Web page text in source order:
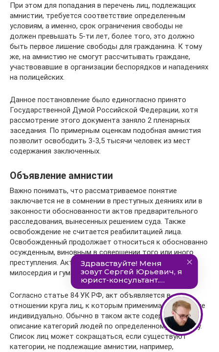
При этом для попадания в перечень лиц, подлежащих
амнистии, требуется соответствие определенным
условиям, а именно, срок ограничения свободы не
должен превышать 5-ти лет, более того, это должно
быть первое лишение свободы для гражданина. К тому
же, на амнистию не смогут рассчитывать граждане,
участвовавшие в организации беспорядков и нападениях
на полицейских.
Данное постановление было единогласно принято
Государственной Думой Российской Федерации, хотя
рассмотрение этого документа заняло 2 пленарных
заседания. По примерным оценкам подобная амнистия
позволит освободить 3-3,5 тысячи человек из мест
содержания заключенных.
Объявление амнистии
Важно понимать, что рассматриваемое понятие
заключается не в сомнении в преступных деяниях или в
законности обоснованности актов предварительного
расследования, вынесенных решением суда. Также
освобождение не считается реабилитацией лица.
Освобожденный продолжает относиться к обоснованно
осужденным, виновным в совершении того или иного
преступления. Акт амнистии – это лишь проявление
милосердия и гуманизма со стороны государства.
Согласно статье 84 УК РФ, акт объявляется в
отношении круга лиц, к которым применима статья, а не
индивидуально. Обычно в таком акте содержится
описание категорий людей по определенному признаку.
Список лиц может сокращаться, если существуют
категории, не подлежащие амнистии, например,